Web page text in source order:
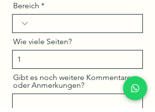
Bereich
Wie viele Seiten?
Gibt es noch weitere Kommentare
oder Anmerkungen?